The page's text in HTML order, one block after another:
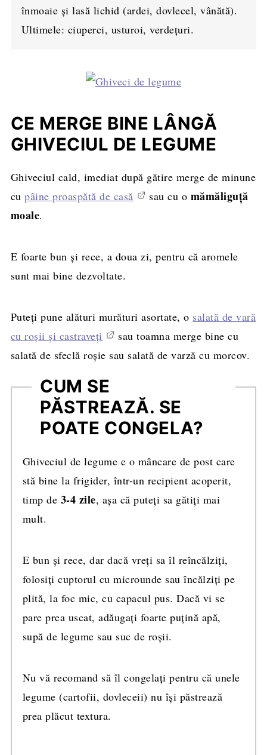
înmoaie și lasă lichid (ardei, dovlecel, vânătă).
Ultimele: ciuperci, usturoi, verdețuri.
CE MERGE BINE LÂNGĂ
GHIVECIUL DE LEGUME
Ghiveciul cald, imediat după gătire merge de minune
cupâine proaspătă de casă sau cu o mămăliguță
moale.
E foarte bun și rece, a doua zi, pentru că aromele
sunt mai bine dezvoltate.
Puteți pune alături murături asortate, o salată de vară
cu roșii și castraveți
sau toamna merge bine cu
salată de sfeclă roșie sau salată de varză cu morcov.
CUM SE
PĂSTREAZĂ. SE
POATE CONGELA?
Ghiveciul de legume e o mâncare de post care
stă bine la frigider, într-un recipient acoperit,
timp de 3-4 zile, așa că puteți sa gătiți mai
mult.
E bun și rece, dar dacă vreți sa îl reîncălziți,
folosiți cuptorul cu microunde sau încălziți pe
plită, la foc mic, cu capacul pus. Dacă vi se
pare prea uscat, adăugați foarte puțină apă,
supă de legume sau suc de roșii.
Nu vă recomand să îl congelați pentru că unele
legume (cartofii, dovleceii) nu își păstrează
prea plăcut textura.